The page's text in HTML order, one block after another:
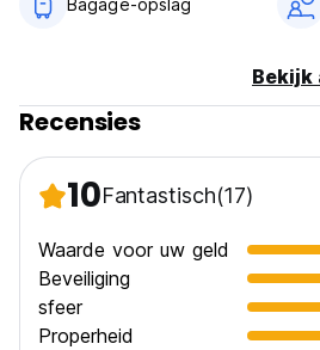
Bagage-opslag
Recensies
10Fantastisch(17)
Waarde voor uw geld
Beveiliging
sfeer
Properheid